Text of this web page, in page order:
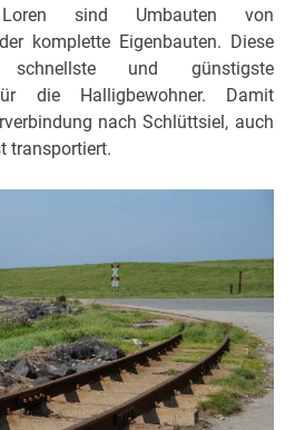
sind Umbauten von
komplette Eigenbauten. Diese
und günstigste
die Halligbewohner. Damit
nach Schlüttsiel, auch
transportiert.